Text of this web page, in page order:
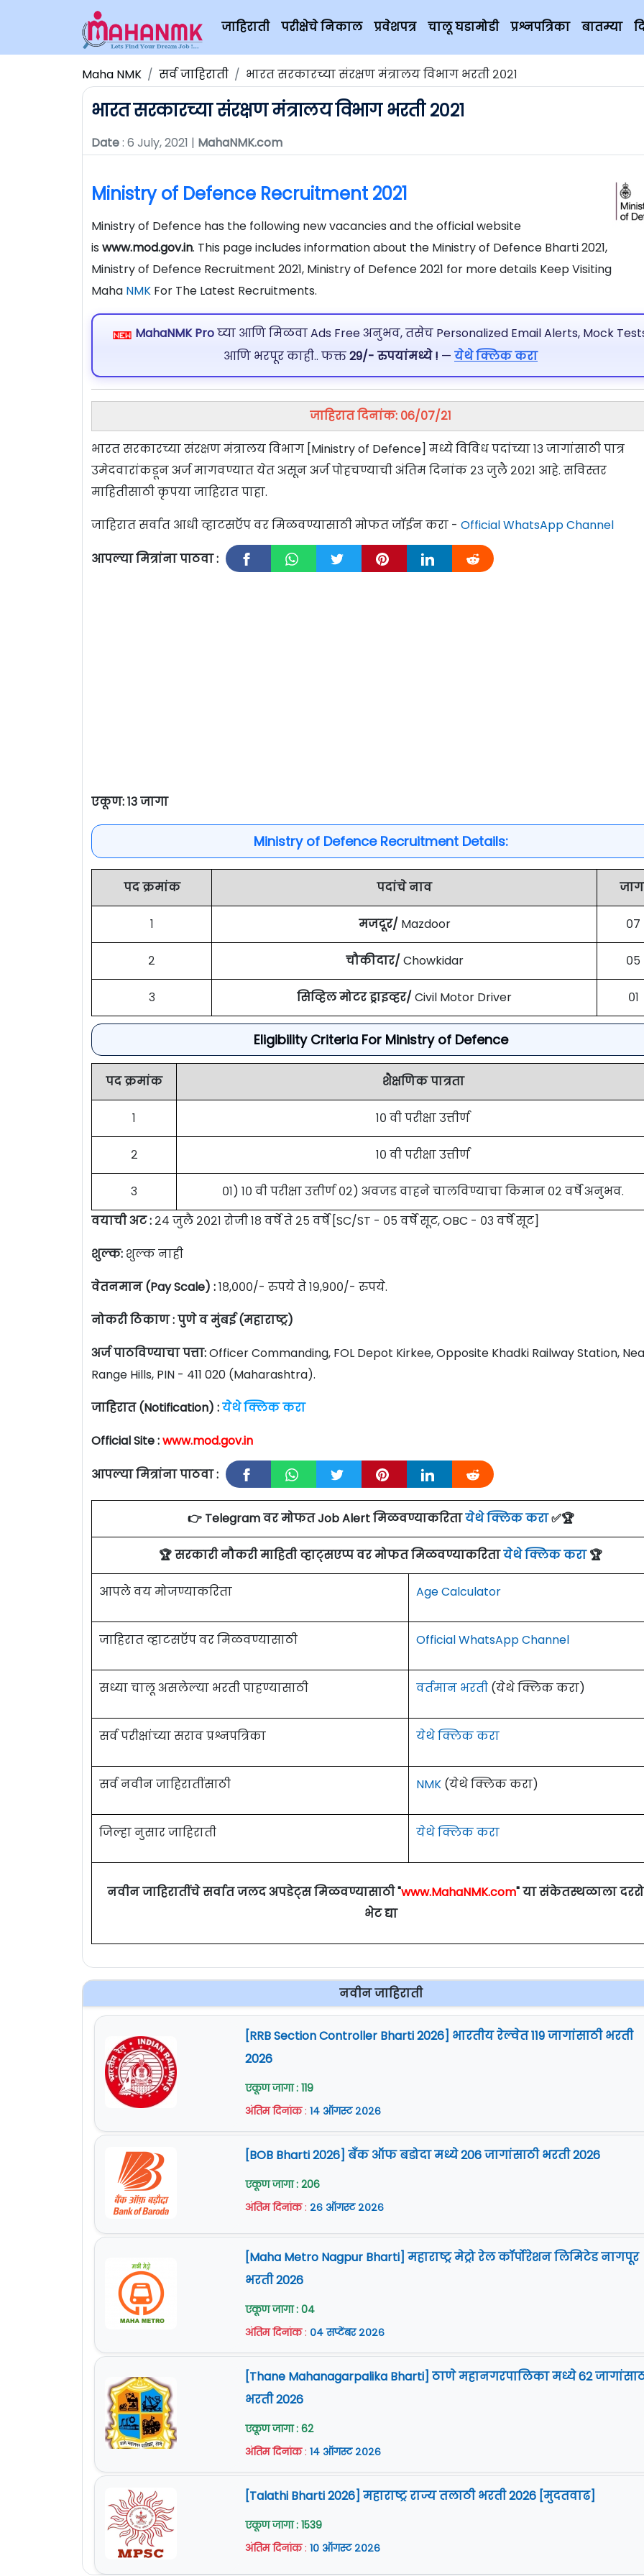
जाहिराती परीक्षेचे निकाल प्रवेशपत्र चालू घडामोडी प्रश्नपत्रिका बातम्या
Maha NMK सर्व जाहिराती भारत सरकारच्या संरक्षण मंत्रालय विभाग भरती २०२१
भारत सरकारच्या संरक्षण मंत्रालय विभाग भरती २०२१
Date: 6 July, 2021 | MahaNMK.com
Ministry of Defence Recruitment 2021
Ministry of Defence has the following new vacancies and the official website
is www.mod.gov.in. This page includes information about the Ministry of Defence Bharti 2021,
Ministry of Defence Recruitment 2021, Ministry of Defence 2021 for more details Keep Visiting
Maha NMK For The Latest Recruitments.
MahaNMK Proघ्या आणि मिळवा Ads Free अनुभव, तसेच Personalized Email Alerts, Mock
आणि भरपूर काही.. फक्त29/- रुपयांमध्ये ! — येथे क्लिक करा
जाहिरात दिनांक: ०६/०७/२१
भारत सरकारच्या संरक्षण मंत्रालय विभाग [Ministry of Defence] मध्ये विविध पदांच्या १३ जागांसाठी पात्र
उमेदवारांकडून अर्ज मागवण्यात येत असून अर्ज पोहचण्याची अंतिम दिनांक २३ जुलै २०२१ आहे. सविस्तर
माहितीसाठी कृपया जाहिरात पाहा.
जाहिरात सर्वात आधी व्हाटसऍप वर मिळवण्यासाठी मोफत जॉईन करा - Official WhatsApp Channel
आपल्या मित्रांना पाठवा :
एकूण: १३ जागा
Ministry of Defence Recruitment Details:
पद क्रमांक पदांचे नाव
१ मजदूर/ Mazdoor ०७
२ चौकीदार/ Chowkidar ०५
३ सिव्हिल मोटर ड्राइव्हर/ Civil Motor Driver ०१
Eligibility Criteria For Ministry of Defence
पद क्रमांक शैक्षणिक पात्रता
१ १० वी परीक्षा उत्तीर्ण
२ १० वी परीक्षा उत्तीर्ण
३
०१) १० वी परीक्षा उत्तीर्ण ०२) अवजड वाहने चालविण्याचा किमान ०२ वर्षे अनुभव.
वयाची अट : २४ जुलै २०२१ रोजी १८ वर्षे ते २५ वर्षे [SC/ST - ०५ वर्षे सूट, OBC - ०३ वर्षे सूट]
शुल्क: शुल्क नाही
वेतनमान (Pay Scale) :१८,०००/- रुपये ते १९,९००/- रुपये.
नोकरी ठिकाण : पुणे व मुंबई (महाराष्ट्र)
अर्ज पाठविण्याचा पत्ता:Officer Commanding, FOL Depot Kirkee, Opposite Khadki Railway Station,
Range Hills, PIN - 411 020 (Maharashtra).
जाहिरात (Notification) : येथे क्लिक करा
Official Site : www.mod.gov.in
आपल्या मित्रांना पाठवा :
👉 Telegram वर मोफत Job Alert मिळवण्याकरिता येथे क्लिक करा ✅🏆
🏆 सरकारी नौकरी माहिती व्हाट्सएप्प वर मोफत मिळवण्याकरिता येथे क्लिक करा 🏆
आपले वय मोजण्याकरिता Age Calculator
जाहिरात व्हाटसऍप वर मिळवण्यासाठी Official WhatsApp Channel
सध्या चालू असलेल्या भरती पाहण्यासाठी वर्तमान भरती (येथे क्लिक करा)
सर्व परीक्षांच्या सराव प्रश्नपत्रिका येथे क्लिक करा
सर्व नवीन जाहिरातींसाठी NMK (येथे क्लिक करा)
जिल्हा नुसार जाहिराती येथे क्लिक करा
नवीन जाहिरातींचे सर्वात जलद अपडेट्स मिळवण्यासाठी " www.MahaNMK.com " या संकेतस्थळाला
भेट द्या
नवीन जाहिराती
[RRB Section Controller Bharti 2026] भारतीय रेल्वेत 119 जागांसाठी भरती
2026
एकूण जागा : 119
अंतिम दिनांक: १४ ऑगस्ट २०२६
[BOB Bharti 2026] बँक ऑफ बडोदा मध्ये 206 जागांसाठी भरती 2026
एकूण जागा : 206
अंतिम दिनांक: २६ ऑगस्ट २०२६
[Maha Metro Nagpur Bharti] महाराष्ट्र मेट्रो रेल कॉर्पोरेशन लिमिटेड नागपूर
भरती 2026
एकूण जागा : 04
अंतिम दिनांक: ०४ सप्टेंबर २०२६
[Thane Mahanagarpalika Bharti] ठाणे महानगरपालिका मध्ये 62
भरती 2026
एकूण जागा : 62
अंतिम दिनांक: १४ ऑगस्ट २०२६
[Talathi Bharti 2026] महाराष्ट्र राज्य तलाठी भरती 2026 [मुदतवाढ]
एकूण जागा : 1539
अंतिम दिनांक: १० ऑगस्ट २०२६